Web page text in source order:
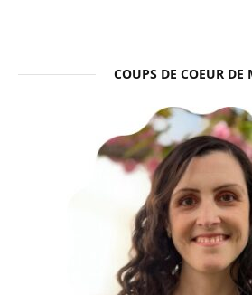
COUPS DE COEUR DE